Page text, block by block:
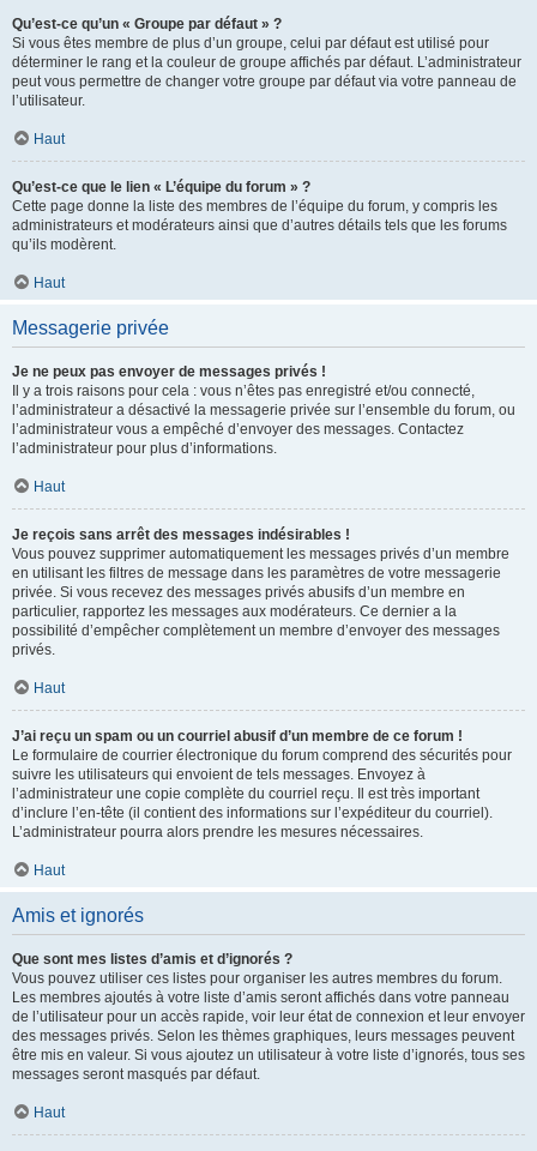
Qu’est-ce qu’un « Groupe par défaut » ?
Si vous êtes membre de plus d’un groupe, celui par défaut est utilisé pour
déterminer le rang et la couleur de groupe affichés par défaut. L’administrateur
peut vous permettre de changer votre groupe par défaut via votre panneau de
l’utilisateur.
Haut
Qu’est-ce que le lien « L’équipe du forum » ?
Cette page donne la liste des membres de l’équipe du forum, y compris les
administrateurs et modérateurs ainsi que d’autres détails tels que les forums
qu’ils modèrent.
Haut
Messagerie privée
Je ne peux pas envoyer de messages privés !
Il y a trois raisons pour cela : vous n’êtes pas enregistré et/ou connecté,
l’administrateur a désactivé la messagerie privée sur l’ensemble du forum, ou
l’administrateur vous a empêché d’envoyer des messages. Contactez
l’administrateur pour plus d’informations.
Haut
Je reçois sans arrêt des messages indésirables !
Vous pouvez supprimer automatiquement les messages privés d’un membre
en utilisant les filtres de message dans les paramètres de votre messagerie
privée. Si vous recevez des messages privés abusifs d’un membre en
particulier, rapportez les messages aux modérateurs. Ce dernier a la
possibilité d’empêcher complètement un membre d’envoyer des messages
privés.
Haut
J’ai reçu un spam ou un courriel abusif d’un membre de ce forum !
Le formulaire de courrier électronique du forum comprend des sécurités pour
suivre les utilisateurs qui envoient de tels messages. Envoyez à
l’administrateur une copie complète du courriel reçu. Il est très important
d’inclure l’en-tête (il contient des informations sur l’expéditeur du courriel).
L’administrateur pourra alors prendre les mesures nécessaires.
Haut
Amis et ignorés
Que sont mes listes d’amis et d’ignorés ?
Vous pouvez utiliser ces listes pour organiser les autres membres du forum.
Les membres ajoutés à votre liste d’amis seront affichés dans votre panneau
de l’utilisateur pour un accès rapide, voir leur état de connexion et leur envoyer
des messages privés. Selon les thèmes graphiques, leurs messages peuvent
être mis en valeur. Si vous ajoutez un utilisateur à votre liste d’ignorés, tous ses
messages seront masqués par défaut.
Haut